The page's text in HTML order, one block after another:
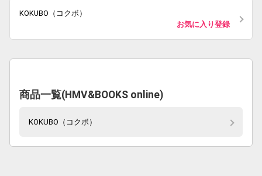
KOKUBO（コクボ）
お気に入り登録
商品一覧(HMV&BOOKS online)
KOKUBO（コクボ）